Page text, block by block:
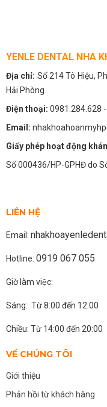
YENLE DENTAL NHA
Địa chỉ: Số 214 Tô Hiệu,
Hải Phòng
Điện thoại: 0981.284.628
Email:
Giấy phép hoạt động
Số 000436/HP-GPHĐ do
LIÊN HỆ
Email:
Hotline: 0919 067 055
Giờ làm việc:
Sáng: Từ 8:00 đến 12:00
Chiều: Từ 14:00 đến 20:00
VỀ CHÚNG TÔI
Giới thiệu
Phản hồi từ khách hàng